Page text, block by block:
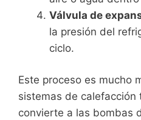
Válvula de
la presión del
ciclo.
Este proceso es mucho
sistemas de calefacción
convierte a las bombas